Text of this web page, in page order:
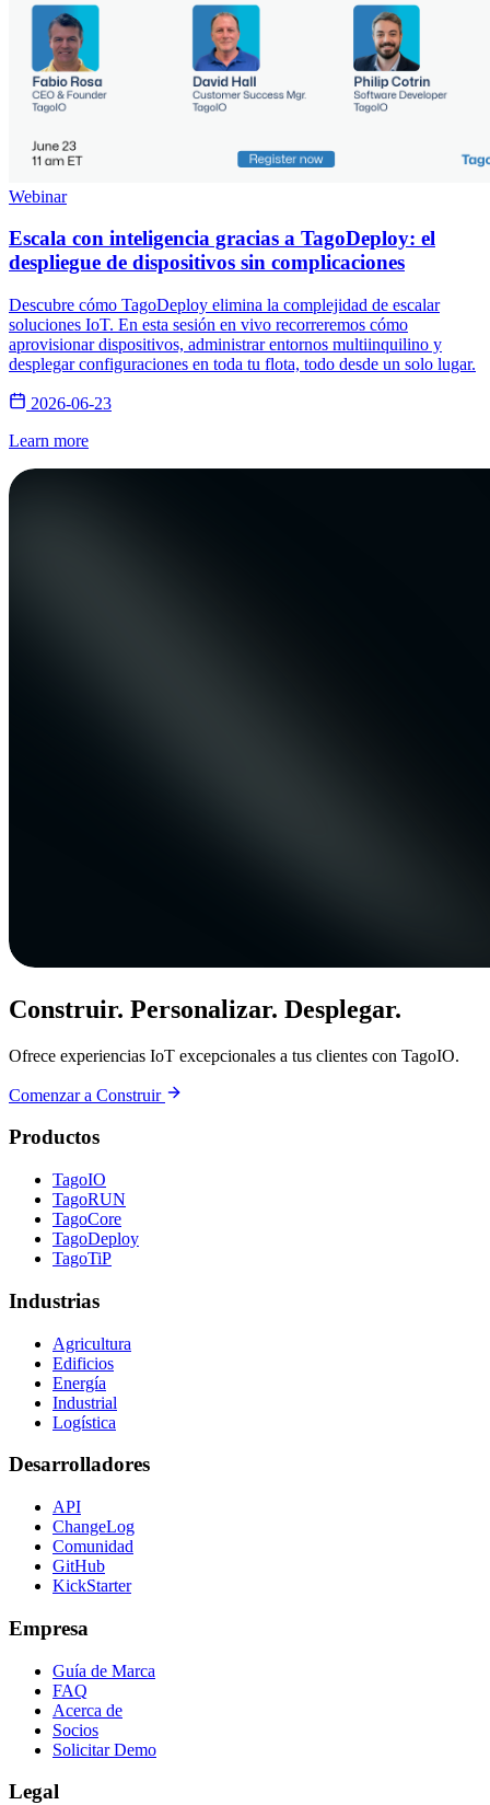
Webinar
Escala con inteligencia gracias a TagoDeploy: el
despliegue de dispositivos sin complicaciones
Descubre cómo TagoDeploy elimina la complejidad de escalar
soluciones IoT. En esta sesión en vivo recorreremos cómo
aprovisionar dispositivos, administrar entornos multiinquilino y
desplegar configuraciones en toda tu flota, todo desde un solo lugar.
2026-06-23
Learn more
Construir. Personalizar. Desplegar.
Ofrece experiencias IoT excepcionales a tus clientes con TagoIO.
Comenzar a Construir
Productos
TagoIO
TagoRUN
TagoCore
TagoDeploy
TagoTiP
Industrias
Agricultura
Edificios
Energía
Industrial
Logística
Desarrolladores
API
ChangeLog
Comunidad
GitHub
KickStarter
Empresa
Guía de Marca
FAQ
Acerca de
Socios
Solicitar Demo
Legal